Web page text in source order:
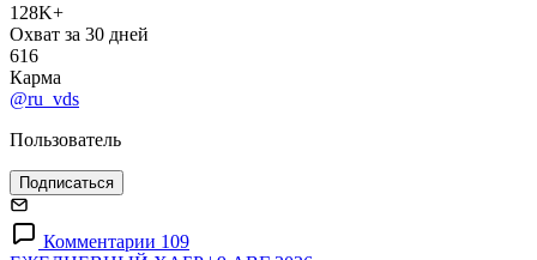
128K+
Охват за 30 дней
616
Карма
@ru_vds
Пользователь
Подписаться
Комментарии 109